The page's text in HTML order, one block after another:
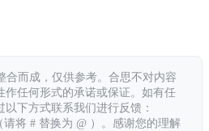
合而成，仅供参考。合思不对内容
作任何形式的承诺或保证。如有任
下方式联系我们进行反馈：
请将 # 替换为 @ ）。感谢您的理解